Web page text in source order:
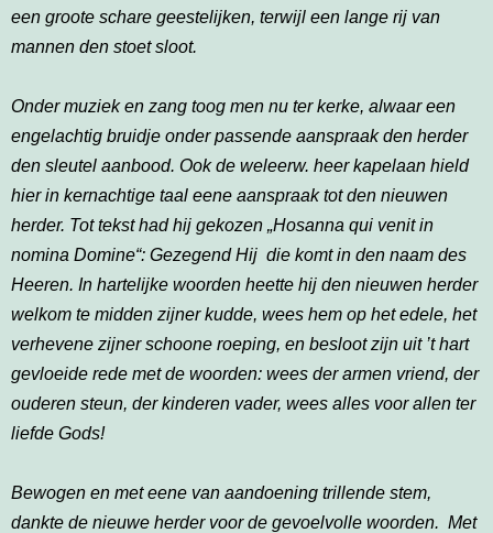
een groote schare geestelijken, terwijl een lange rij van
mannen den stoet sloot.
Onder muziek en zang toog men nu ter kerke, alwaar een
engelachtig bruidje onder passende aanspraak den herder
den sleutel aanbood. Ook de weleerw. heer kapelaan hield
hier in kernachtige taal eene aanspraak tot den nieuwen
herder. Tot tekst had hij gekozen „Hosanna qui venit in
nomina Domine“: Gezegend Hij die komt in den naam des
Heeren. In hartelijke woorden heette hij den nieuwen herder
welkom te midden zijner kudde, wees hem op het edele, het
verhevene zijner schoone roeping, en besloot zijn uit ’t hart
gevloeide rede met de woorden: wees der armen vriend, der
ouderen steun, der kinderen vader, wees alles voor allen ter
liefde Gods!
Bewogen en met eene van aandoening trillende stem,
dankte de nieuwe herder voor de gevoelvolle woorden. Met